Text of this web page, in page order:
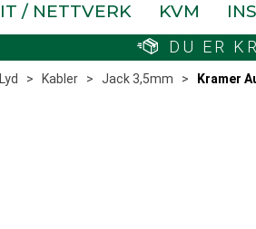
IT / NETTVERK KVM
DU ER
Lyd > Kabler > Jack 3,5mm > Kramer